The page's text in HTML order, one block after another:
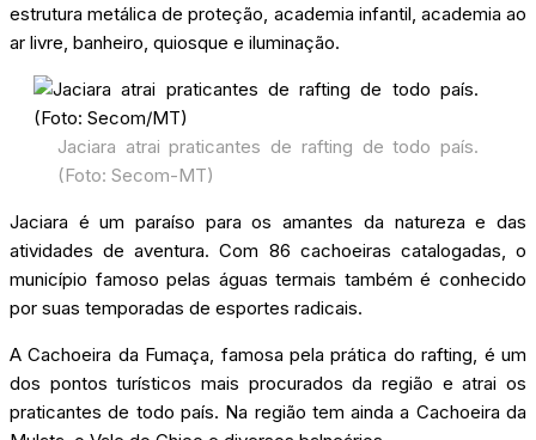
estrutura metálica de proteção, academia infantil, academia ao
ar livre, banheiro, quiosque e iluminação.
Jaciara atrai praticantes de rafting de todo país.
(Foto: Secom-MT)
Jaciara é um paraíso para os amantes da natureza e das
atividades de aventura. Com 86 cachoeiras catalogadas, o
município famoso pelas águas termais também é conhecido
por suas temporadas de esportes radicais.
A Cachoeira da Fumaça, famosa pela prática do rafting, é um
dos pontos turísticos mais procurados da região e atrai os
praticantes de todo país. Na região tem ainda a Cachoeira da